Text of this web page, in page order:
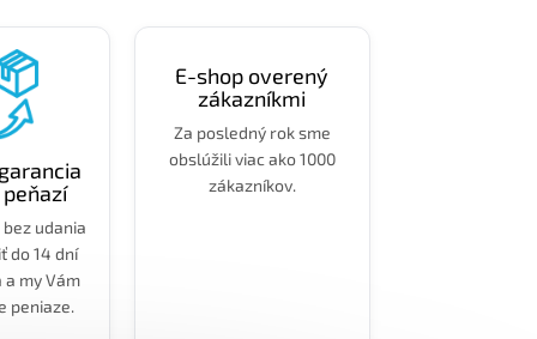
udania
do 14 dní
a my Vám
peniaze.
E-shop overený
zákazníkmi
Za posledný rok sme
obslúžili viac ako 1000
zákazníkov.